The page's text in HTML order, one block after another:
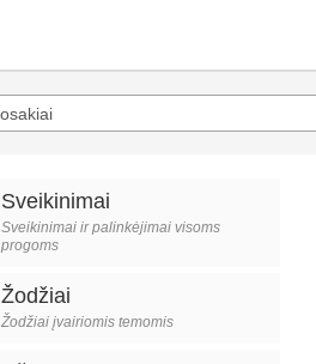
Sveikinimai
Sveikinimai ir palinkėjimai visoms
progoms
Žodžiai
Žodžiai įvairiomis temomis